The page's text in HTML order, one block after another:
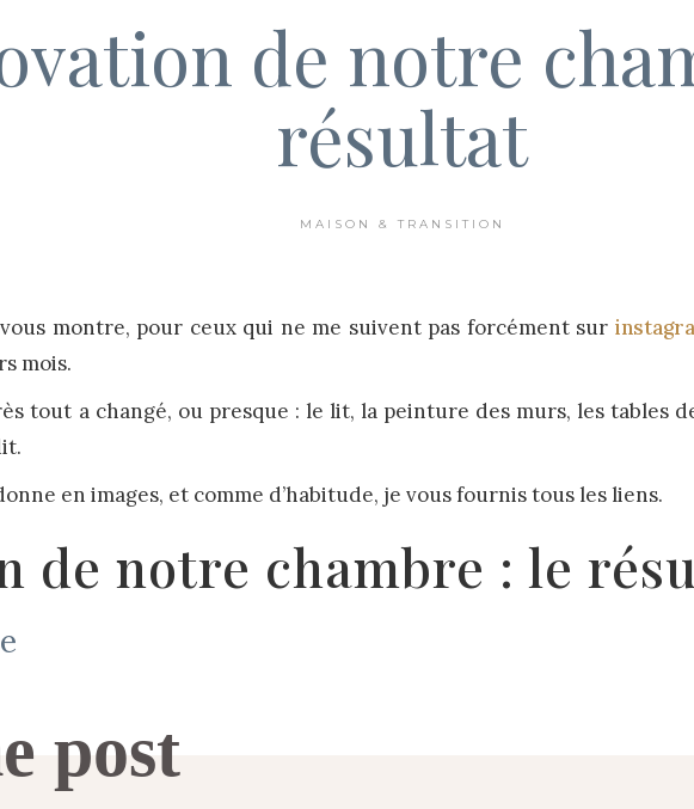
de notre
résultat
MAISON & TRANSITION
montre, pour ceux qui ne me suivent pas forcément sur
mois.
tout a changé, ou presque : le lit, la peinture des murs, les tables
en images, et comme d’habitude, je vous fournis tous les liens.
de notre chambre : le
post